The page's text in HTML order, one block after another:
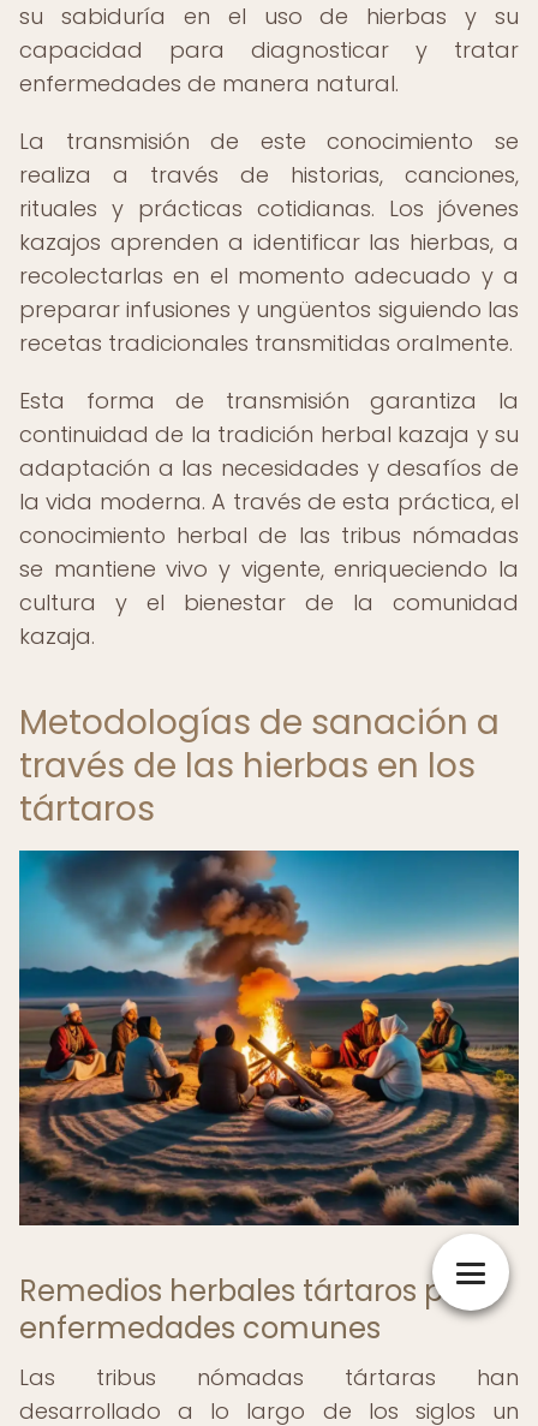
su sabiduría en el uso de hierbas y su
capacidad para diagnosticar y tratar
enfermedades de manera natural.
La transmisión de este conocimiento se
realiza a través de historias, canciones,
rituales y prácticas cotidianas. Los jóvenes
kazajos aprenden a identificar las hierbas, a
recolectarlas en el momento adecuado y a
preparar infusiones y ungüentos siguiendo las
recetas tradicionales transmitidas oralmente.
Esta forma de transmisión garantiza la
continuidad de la tradición herbal kazaja y su
adaptación a las necesidades y desafíos de
la vida moderna. A través de esta práctica, el
conocimiento herbal de las tribus nómadas
se mantiene vivo y vigente, enriqueciendo la
cultura y el bienestar de la comunidad
kazaja.
Metodologías de sanación a
través de las hierbas en los
tártaros
Remedios herbales tártaros para
enfermedades comunes
Las tribus nómadas tártaras han
desarrollado a lo largo de los siglos un